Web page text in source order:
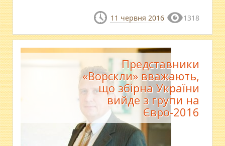
11 червня 2016 1318
Представники
«Ворскли» вважають,
що збірна України
вийде з групи на
Євро-2016